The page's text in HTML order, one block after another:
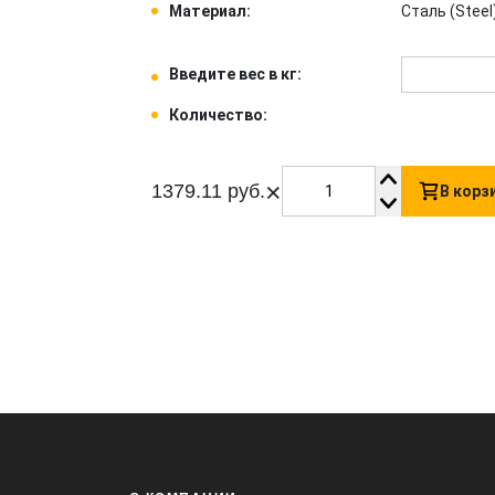
Материал:
Сталь (Steel)
Введите вес в кг:
Количество:
1379.11 руб.× В